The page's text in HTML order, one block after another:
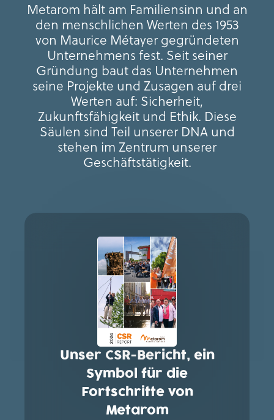
Metarom hält am Familiensinn und an
den menschlichen Werten des 1953
von Maurice Métayer gegründeten
Unternehmens fest. Seit seiner
Gründung baut das Unternehmen
seine Projekte und Zusagen auf drei
Werten auf: Sicherheit,
Zukunftsfähigkeit und Ethik. Diese
Säulen sind Teil unserer DNA und
stehen im Zentrum unserer
Geschäftstätigkeit.
Unser CSR-Bericht, ein
Symbol für die
Fortschritte von
Metarom